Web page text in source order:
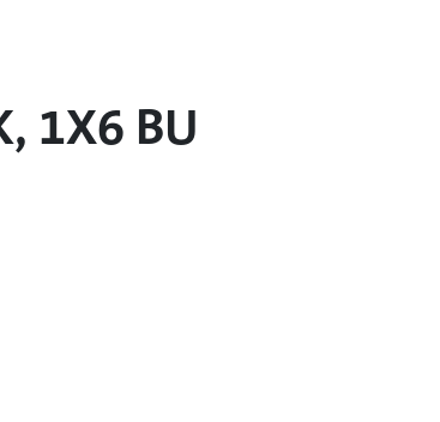
le mot de passe
1X6 BU